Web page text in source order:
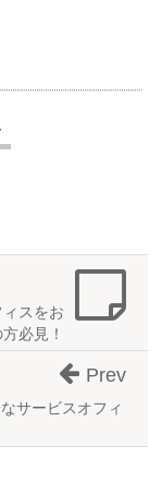
ィスをお
必見！
サービスオフィ
Prev